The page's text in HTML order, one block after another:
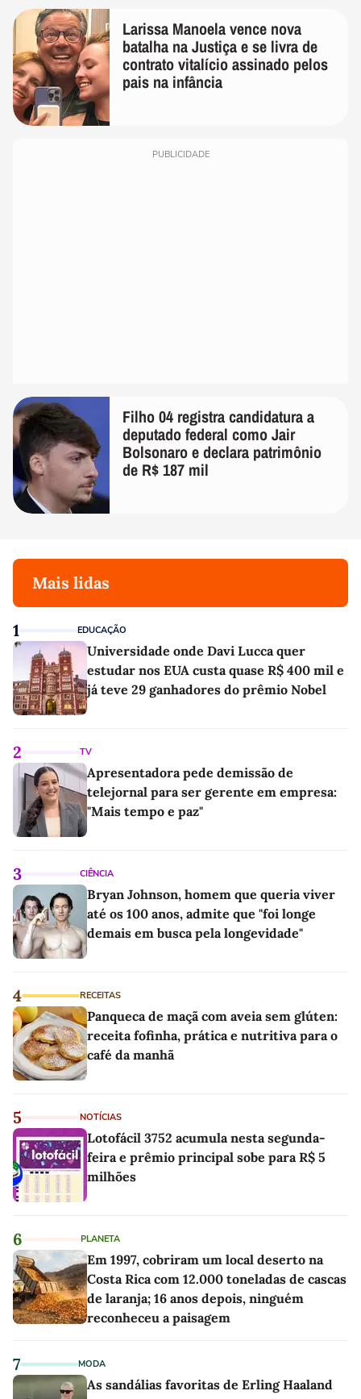
Larissa Manoela vence nova
batalha na Justiça e se livra de
contrato vitalício assinado pelos
pais na infância
PUBLICIDADE
Filho 04 registra candidatura a
deputado federal como Jair
Bolsonaro e declara patrimônio
de R$ 187 mil
Mais lidas
1 EDUCAÇÃO
Universidade onde Davi Lucca quer
estudar nos EUA custa quase R$ 400 mil e
já teve 29 ganhadores do prêmio Nobel
2 TV
Apresentadora pede demissão de
telejornal para ser gerente em empresa:
"Mais tempo e paz"
3 CIÊNCIA
Bryan Johnson, homem que queria viver
até os 100 anos, admite que "foi longe
demais em busca pela longevidade"
4 RECEITAS
Panqueca de maçã com aveia sem glúten:
receita fofinha, prática e nutritiva para o
café da manhã
5 NOTÍCIAS
Lotofácil 3752 acumula nesta segunda-
feira e prêmio principal sobe para R$ 5
milhões
6 PLANETA
Em 1997, cobriram um local deserto na
Costa Rica com 12.000 toneladas de cascas
de laranja; 16 anos depois, ninguém
reconheceu a paisagem
7 MODA
As sandálias favoritas de Erling Haaland